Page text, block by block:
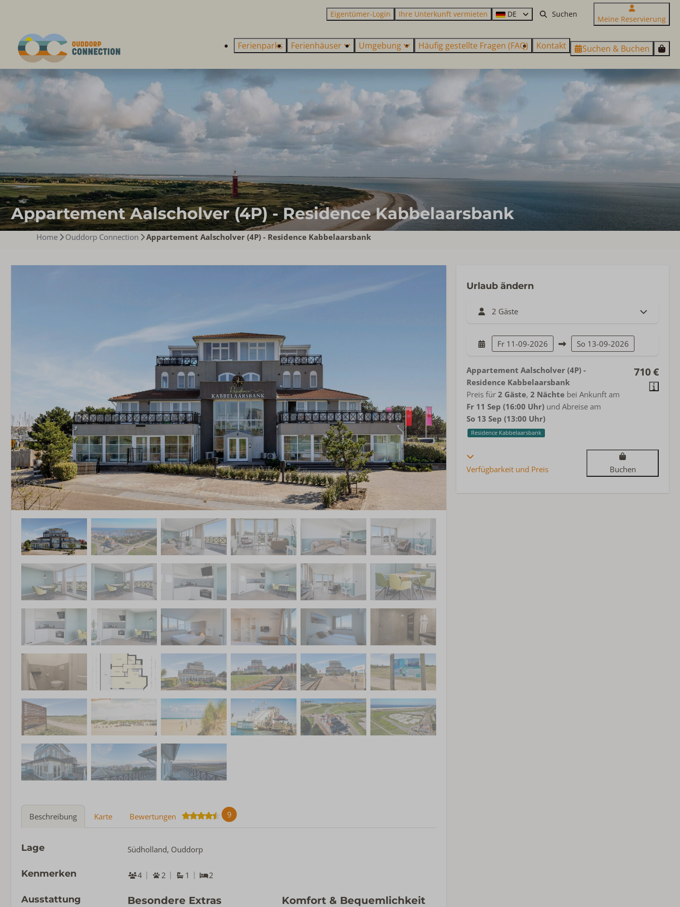
Eigentümer-Login Ihre Unterkunft vermieten DE
Meine Reservierung
Ferienparks Ferienhäuser Umgebung Häufig gestellte Fragen (FAQ) Kontakt Suchen & Buchen
Appartement Aalscholver (4P) - Residence Kabbelaarsbank
Home Ouddorp Connection Appartement Aalscholver (4P) - Residence Kabbelaarsbank
Beschreibung Karte Bewertungen 9
Lage Südholland, Ouddorp
Kenmerken 4 2 1 2
Ausstattung Besondere Extras Komfort & Bequemlichkeit
Urlaub ändern
2 Gäste
Fr 11-09-2026 So 13-09-2026
710 €
Appartement Aalscholver (4P) -
Residence Kabbelaarsbank
Preis für 2 Gäste, 2 Nächte bei Ankunft am
Fr 11 Sep (16:00 Uhr) und Abreise am
So 13 Sep (13:00 Uhr)
Residence Kabbelaarsbank
Verfügbarkeit und Preis Buchen